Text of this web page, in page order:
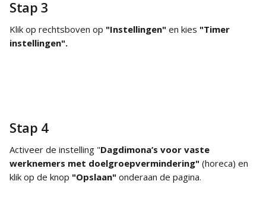
Stap 3
Klik op rechtsboven op "Instellingen" en kies "Timer
instellingen".
Stap 4
Activeer de instelling "Dagdimona’s voor vaste
werknemers met doelgroepvermindering" (horeca) en
klik op de knop "Opslaan" onderaan de pagina.